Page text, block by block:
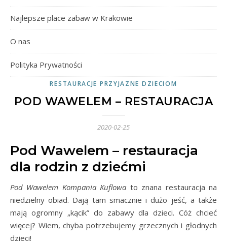
Najlepsze place zabaw w Krakowie
O nas
Polityka Prywatności
RESTAURACJE PRZYJAZNE DZIECIOM
POD WAWELEM – RESTAURACJA
2020-02-25
Pod Wawelem – restauracja
dla rodzin z dziećmi
Pod Wawelem Kompania Kuflowa to znana restauracja na
niedzielny obiad. Dają tam smacznie i dużo jeść, a także
mają ogromny „kącik” do zabawy dla dzieci. Cóż chcieć
więcej? Wiem, chyba potrzebujemy grzecznych i głodnych
dzieci!